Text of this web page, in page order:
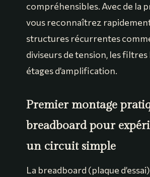
compréhensibles. Avec de la
vous reconnaîtrez
structures récurrentes
diviseurs de tension, les filtres
étages d’amplification.
Premier montage
breadboard pour
un circuit simple
La breadboard (plaque